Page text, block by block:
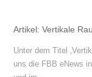
Artikel: Vertikale
Unter dem Titel
uns die FBB eNews